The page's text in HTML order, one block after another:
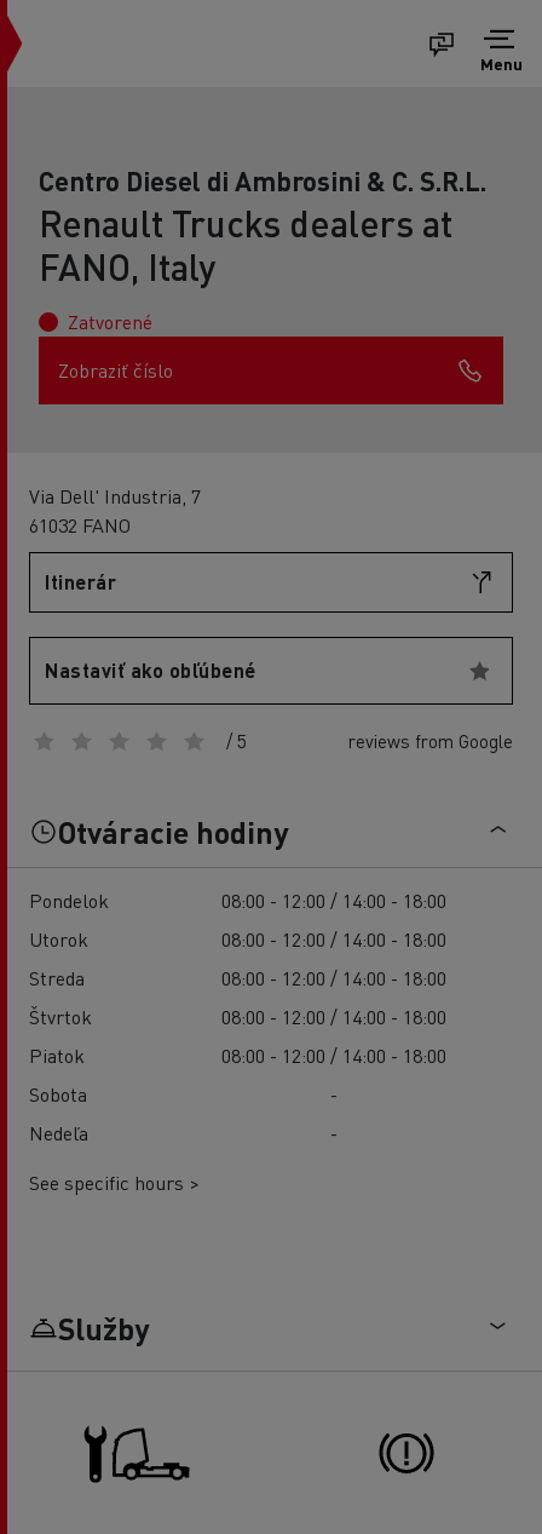
Menu
Centro Diesel di Ambrosini & C. S.R.L.
Renault Trucks dealers at
FANO, Italy
Zatvorené
Zobraziť číslo
Via Dell' Industria, 7
61032 FANO
Itinerár
Nastaviť ako obľúbené
/ 5 reviews from Google
Otváracie hodiny
Pondelok
08:00 - 12:00 / 14:00 - 18:00
Utorok
08:00 - 12:00 / 14:00 - 18:00
Streda
08:00 - 12:00 / 14:00 - 18:00
Štvrtok
08:00 - 12:00 / 14:00 - 18:00
Piatok
08:00 - 12:00 / 14:00 - 18:00
Sobota
-
Nedeľa
-
See specific hours >
Služby